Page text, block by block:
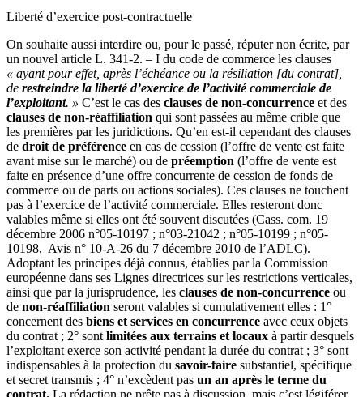
Liberté d’exercice post-contractuelle
On souhaite aussi interdire ou, pour le passé, réputer non écrite, par
un nouvel article L. 341-2. – I du code de commerce les clauses
« ayant pour effet, après l’échéance ou la résiliation [du contrat],
de restreindre la liberté d’exercice de l’activité commerciale de
l’exploitant. » C’est le cas des clauses de non-concurrence et des
clauses de non-réaffiliation qui sont passées au même crible que
les premières par les juridictions. Qu’en est-il cependant des clauses
de droit de préférence en cas de cession (l’offre de vente est faite
avant mise sur le marché) ou de préemption (l’offre de vente est
faite en présence d’une offre concurrente de cession de fonds de
commerce ou de parts ou actions sociales). Ces clauses ne touchent
pas à l’exercice de l’activité commerciale. Elles resteront donc
valables même si elles ont été souvent discutées (Cass. com. 19
décembre 2006 n°05-10197 ; n°03-21042 ; n°05-10199 ; n°05-
10198, Avis n° 10-A-26 du 7 décembre 2010 de l’ADLC).
Adoptant les principes déjà connus, établies par la Commission
européenne dans ses Lignes directrices sur les restrictions verticales,
ainsi que par la jurisprudence, les clauses de non-concurrence ou
de non-réaffiliation seront valables si cumulativement elles : 1°
concernent des biens et services en concurrence avec ceux objets
du contrat ; 2° sont limitées aux terrains et locaux à partir desquels
l’exploitant exerce son activité pendant la durée du contrat ; 3° sont
indispensables à la protection du savoir-faire substantiel, spécifique
et secret transmis ; 4° n’excèdent pas un an après le terme du